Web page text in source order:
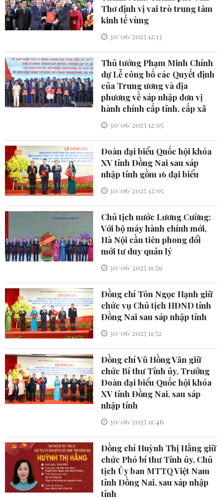
Thơ định vị vai trò trung tâm
kinh tế vùng
30/06/2025 12:13
Thủ tướng Phạm Minh Chính
dự Lễ công bố các Quyết định
của Trung ương và địa
phương về sáp nhập đơn vị
hành chính cấp tỉnh, cấp xã
30/06/2025 12:05
Đoàn đại biểu Quốc hội khóa
XV tỉnh Đồng Nai sau sáp
nhập tỉnh gồm 16 đại biểu
30/06/2025 12:05
Chủ tịch nước Lương Cường:
Với bộ máy hành chính mới,
Hà Nội cần tiên phong đổi
mới tư duy quản lý
30/06/2025 11:59
Đồng chí Tôn Ngọc Hạnh giữ
chức vụ Chủ tịch HĐND tỉnh
Đồng Nai sau sáp nhập tỉnh
30/06/2025 11:52
Đồng chí Vũ Hồng Văn giữ
chức Bí thư Tỉnh ủy, Trưởng
Đoàn đại biểu Quốc hội khóa
XV tỉnh Đồng Nai, sau sáp
nhập tỉnh
30/06/2025 11:46
Đồng chí Huỳnh Thị Hằng giữ
chức Phó bí thư Tỉnh ủy, Chủ
tịch Ủy ban MTTQ Việt Nam
tỉnh Đồng Nai, sau sáp nhập
tỉnh